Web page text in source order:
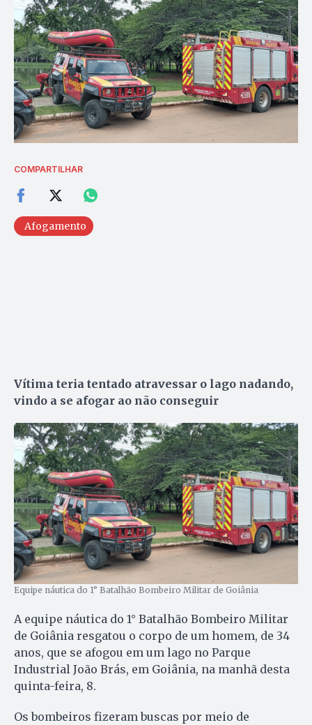
COMPARTILHAR
Afogamento
Vítima teria tentado atravessar o lago nadando,
vindo a se afogar ao não conseguir
Equipe náutica do 1° Batalhão Bombeiro Militar de Goiânia
A equipe náutica do 1° Batalhão Bombeiro Militar
de Goiânia resgatou o corpo de um homem, de 34
anos, que se afogou em um lago no Parque
Industrial João Brás, em Goiânia, na manhã desta
quinta-feira, 8.
Os bombeiros fizeram buscas por meio de